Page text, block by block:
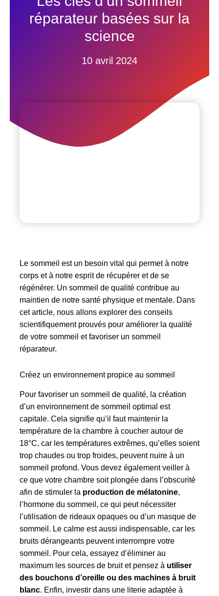
réparateur basées sur la
science
10 avril 2024
Le sommeil est un besoin vital qui permet à notre
corps et à notre esprit de récupérer et de se
régénérer. Un sommeil de qualité contribue au
maintien de notre santé physique et mentale. Dans
cet article, nous allons explorer des conseils
scientifiquement prouvés pour améliorer la qualité
de votre sommeil et favoriser un sommeil
réparateur.
Créez un environnement propice au sommeil
Pour favoriser un sommeil de qualité, la création
d’un environnement de sommeil optimal est
capitale. Cela signifie qu’il faut maintenir la
température de la chambre à coucher autour de
18°C, car les températures extrêmes, qu’elles soient
trop chaudes ou trop froides, peuvent nuire à un
sommeil profond. Vous devez également veiller à
ce que votre chambre soit plongée dans l’obscurité
afin de stimuler la production de mélatonine,
l’hormone du sommeil, ce qui peut nécessiter
l’utilisation de rideaux opaques ou d’un masque de
sommeil. Le calme est aussi indispensable, car les
bruits dérangeants peuvent interrompre votre
sommeil. Pour cela, essayez d’éliminer au
maximum les sources de bruit et pensez à utiliser
des bouchons d’oreille ou des machines à bruit
blanc. Enfin, investir dans une literie adaptée à